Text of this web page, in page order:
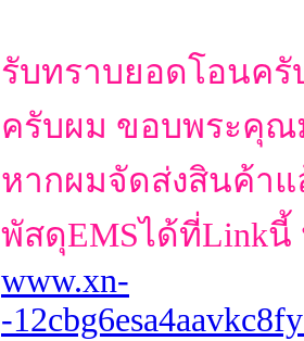
รับทราบยอดโอนครั
ครับผม ขอบพระคุณ
หากผมจัดส่งสินค้า
พัสดุEMSได้ที่Link
www.xn-
-